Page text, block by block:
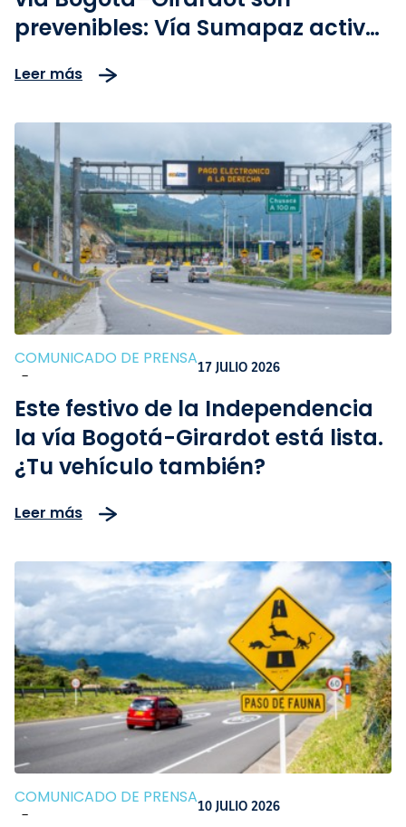
prevenibles: Vía Sumapaz activa
la Batalla de Boyacá
Leer más
COMUNICADO DE PRENSA
-
17 JULIO 2026
Este festivo de la Independencia
la vía Bogotá-Girardot está lista.
¿Tu vehículo también?
Leer más
COMUNICADO DE PRENSA
-
10 JULIO 2026